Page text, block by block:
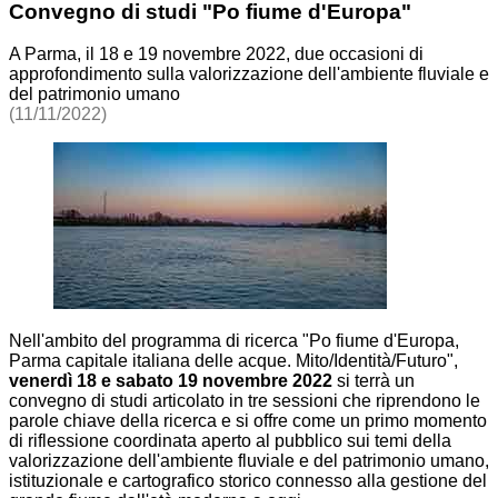
Convegno di studi "Po fiume d'Europa"
A Parma, il 18 e 19 novembre 2022, due occasioni di
approfondimento sulla valorizzazione dell'ambiente fluviale e
del patrimonio umano
(11/11/2022)
Nell'ambito del programma di ricerca "Po fiume d'Europa,
Parma capitale italiana delle acque. Mito/Identità/Futuro",
venerdì 18 e sabato 19 novembre 2022 si terrà un
convegno di studi articolato in tre sessioni che riprendono le
parole chiave della ricerca e si offre come un primo momento
di riflessione coordinata aperto al pubblico sui temi della
valorizzazione dell'ambiente fluviale e del patrimonio umano,
istituzionale e cartografico storico connesso alla gestione del